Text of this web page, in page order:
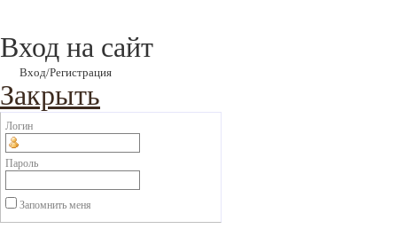
Вход на сайт
Вход/Регистрация
Закрыть
Логин
Пароль
Запомнить меня